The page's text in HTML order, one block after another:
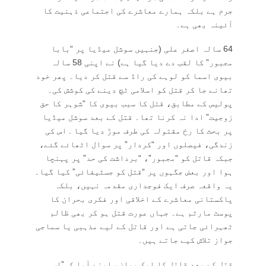
جرم ہے بلکہ ہمارے معاشرے کی اجتماعی ذہنیت کا
آئینہ بھی ہے۔
64 سالہ اصغر علی (جنہیں سوشل میڈیا پر “بابا
مجبور” کا لقب دے دیا گیا ہے) نے اپنی 58 سالہ
بیوی اسما کو لوہے کی راڈ سے قتل کر دیا۔ پھر خود
تھانے جا کر قتل کو اسلامی ٹچ دینے کی کوشش کی۔
پولیس کے مطابق، قتل کا سبب بیوی کا “شوہر کا حق
زوجیت” ادا نہ کرنا تھا۔ قتل کے بعد سوشل میڈیا
پر بحث کا رخ مقتولہ کی طرف موڑ دیا گیا . اس کی
زندگی، فیصلوں اور “کردار” پر سوال اٹھائے گئے،
جبکہ قاتل کو “مجبور”، “برداشت کی حد” پر پہنچا
ہوا اور بعض جگہوں پر “قتل کو جسٹیفائی” کیا گیا۔
یہ واقعہ صرف ایک فوجداری مقدمہ نہیں، بلکہ
پاکستانی معاشرے کے اخلاقی اور فکری بحران کا
پوسٹ مارٹم ہے۔ جہاں عورت قتل ہو کر بھی ظالم
ٹھہرائی جاتی ہے اور قاتل کے لیے مذہبی یا سماجی
جواز تلاش کیے جاتے ہیں۔
قتل کے بعد قاتل کا ایک بیان سامنے آیا کہ”اب